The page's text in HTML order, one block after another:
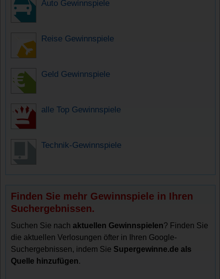
Auto Gewinnspiele
Reise Gewinnspiele
Geld Gewinnspiele
alle Top Gewinnspiele
Technik-Gewinnspiele
Finden Sie mehr Gewinnspiele in Ihren
Suchergebnissen.
Suchen Sie nachaktuellen Gewinnspielen? Finden Sie
die aktuellen Verlosungen öfter in Ihren Google-
Suchergebnissen, indem Sie Supergewinne.de als
Quelle hinzufügen.